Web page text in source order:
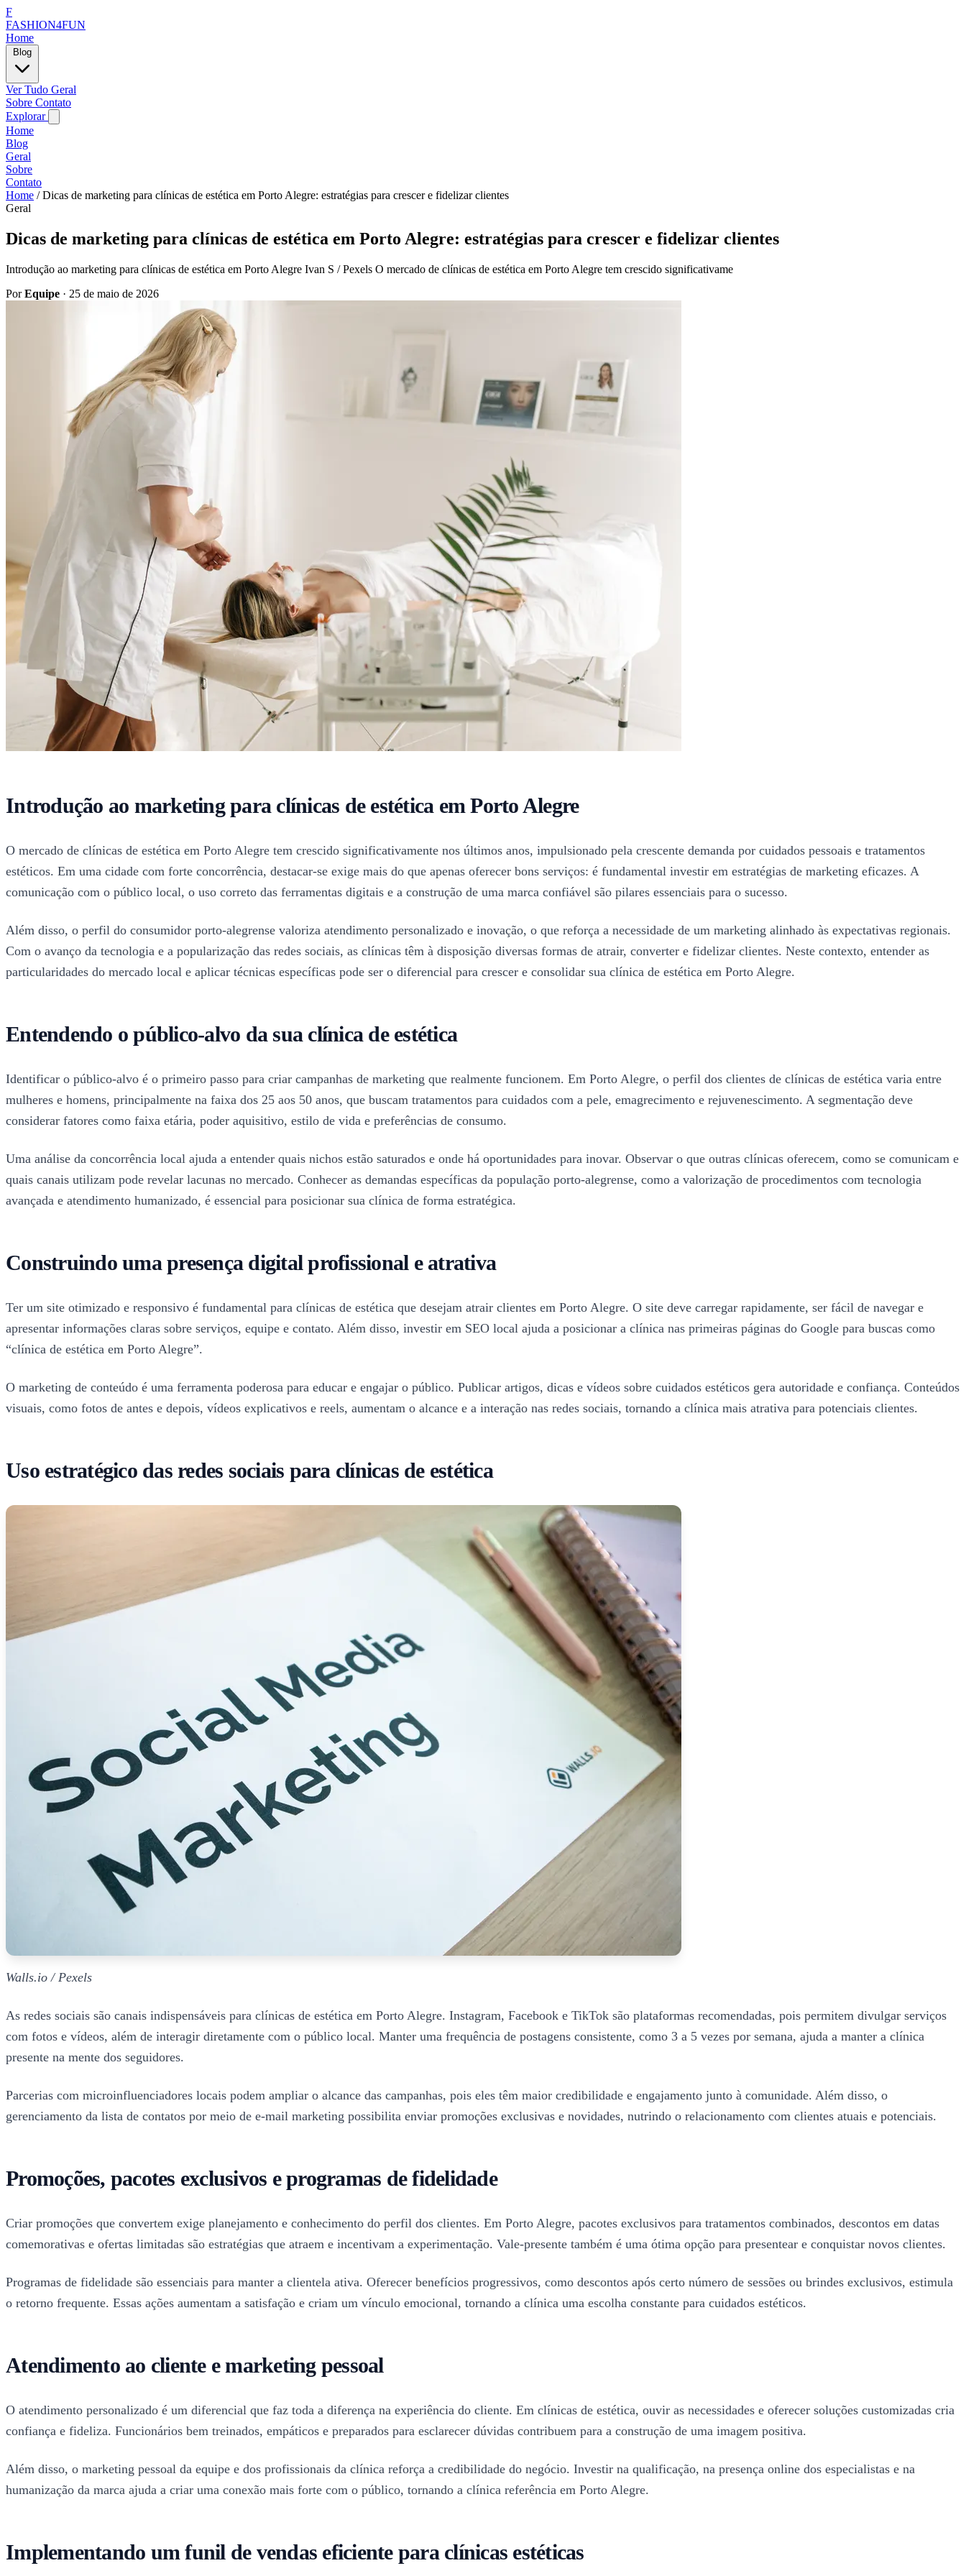
F
FASHION4FUN
Home
Ver Tudo Geral
Sobre Contato
Explorar
Home
Blog
Geral
Sobre
Contato
Home / Dicas de marketing para clínicas de estética em Porto Alegre: estratégias para crescer e fidelizar clientes
Geral
Dicas de marketing para clínicas de estética em Porto Alegre: estratégias para crescer e fidelizar clientes
Introdução ao marketing para clínicas de estética em Porto Alegre Ivan S / Pexels O mercado de clínicas de estética em Porto Alegre tem crescido significativame
PorEquipe · 25 de maio de 2026
Introdução ao marketing para clínicas de estética em Porto Alegre
O mercado de clínicas de estética em Porto Alegre tem crescido significativamente nos últimos anos, impulsionado pela crescente demanda por cuidados pessoais e tratamentos
estéticos. Em uma cidade com forte concorrência, destacar-se exige mais do que apenas oferecer bons serviços: é fundamental investir em estratégias de marketing eficazes. A
comunicação com o público local, o uso correto das ferramentas digitais e a construção de uma marca confiável são pilares essenciais para o sucesso.
Além disso, o perfil do consumidor porto-alegrense valoriza atendimento personalizado e inovação, o que reforça a necessidade de um marketing alinhado às expectativas regionais.
Com o avanço da tecnologia e a popularização das redes sociais, as clínicas têm à disposição diversas formas de atrair, converter e fidelizar clientes. Neste contexto, entender as
particularidades do mercado local e aplicar técnicas específicas pode ser o diferencial para crescer e consolidar sua clínica de estética em Porto Alegre.
Entendendo o público-alvo da sua clínica de estética
Identificar o público-alvo é o primeiro passo para criar campanhas de marketing que realmente funcionem. Em Porto Alegre, o perfil dos clientes de clínicas de estética varia entre
mulheres e homens, principalmente na faixa dos 25 aos 50 anos, que buscam tratamentos para cuidados com a pele, emagrecimento e rejuvenescimento. A segmentação deve
considerar fatores como faixa etária, poder aquisitivo, estilo de vida e preferências de consumo.
Uma análise da concorrência local ajuda a entender quais nichos estão saturados e onde há oportunidades para inovar. Observar o que outras clínicas oferecem, como se comunicam e
quais canais utilizam pode revelar lacunas no mercado. Conhecer as demandas específicas da população porto-alegrense, como a valorização de procedimentos com tecnologia
avançada e atendimento humanizado, é essencial para posicionar sua clínica de forma estratégica.
Construindo uma presença digital profissional e atrativa
Ter um site otimizado e responsivo é fundamental para clínicas de estética que desejam atrair clientes em Porto Alegre. O site deve carregar rapidamente, ser fácil de navegar e
apresentar informações claras sobre serviços, equipe e contato. Além disso, investir em SEO local ajuda a posicionar a clínica nas primeiras páginas do Google para buscas como
“clínica de estética em Porto Alegre”.
O marketing de conteúdo é uma ferramenta poderosa para educar e engajar o público. Publicar artigos, dicas e vídeos sobre cuidados estéticos gera autoridade e confiança. Conteúdos
visuais, como fotos de antes e depois, vídeos explicativos e reels, aumentam o alcance e a interação nas redes sociais, tornando a clínica mais atrativa para potenciais clientes.
Uso estratégico das redes sociais para clínicas de estética
Walls.io / Pexels
As redes sociais são canais indispensáveis para clínicas de estética em Porto Alegre. Instagram, Facebook e TikTok são plataformas recomendadas, pois permitem divulgar serviços
com fotos e vídeos, além de interagir diretamente com o público local. Manter uma frequência de postagens consistente, como 3 a 5 vezes por semana, ajuda a manter a clínica
presente na mente dos seguidores.
Parcerias com microinfluenciadores locais podem ampliar o alcance das campanhas, pois eles têm maior credibilidade e engajamento junto à comunidade. Além disso, o
gerenciamento da lista de contatos por meio de e-mail marketing possibilita enviar promoções exclusivas e novidades, nutrindo o relacionamento com clientes atuais e potenciais.
Promoções, pacotes exclusivos e programas de fidelidade
Criar promoções que convertem exige planejamento e conhecimento do perfil dos clientes. Em Porto Alegre, pacotes exclusivos para tratamentos combinados, descontos em datas
comemorativas e ofertas limitadas são estratégias que atraem e incentivam a experimentação. Vale-presente também é uma ótima opção para presentear e conquistar novos clientes.
Programas de fidelidade são essenciais para manter a clientela ativa. Oferecer benefícios progressivos, como descontos após certo número de sessões ou brindes exclusivos, estimula
o retorno frequente. Essas ações aumentam a satisfação e criam um vínculo emocional, tornando a clínica uma escolha constante para cuidados estéticos.
Atendimento ao cliente e marketing pessoal
O atendimento personalizado é um diferencial que faz toda a diferença na experiência do cliente. Em clínicas de estética, ouvir as necessidades e oferecer soluções customizadas cria
confiança e fideliza. Funcionários bem treinados, empáticos e preparados para esclarecer dúvidas contribuem para a construção de uma imagem positiva.
Além disso, o marketing pessoal da equipe e dos profissionais da clínica reforça a credibilidade do negócio. Investir na qualificação, na presença online dos especialistas e na
humanização da marca ajuda a criar uma conexão mais forte com o público, tornando a clínica referência em Porto Alegre.
Implementando um funil de vendas eficiente para clínicas estéticas